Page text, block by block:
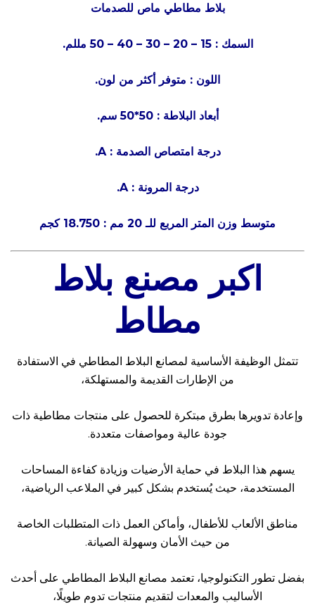
بلاط مطاطي ماص للصدمات
السمك : 15 – 20 – 30 – 40 – 50 مللم .
اللون : متوفر أكثر من لون.
أبعاد البلاطة : 50*50 سم .
درجة امتصاص الصدمة : A.
درجة المرونة : A.
متوسط وزن المتر المربع للـ 20 مم : 18.750 كجم
اكبر مصنع بلاط
مطاط
تتمثل الوظيفة الأساسية لمصانع البلاط المطاطي في الاستفادة
من الإطارات القديمة والمستهلكة،
وإعادة تدويرها بطرق مبتكرة للحصول على منتجات مطاطية ذات
جودة عالية ومواصفات متعددة.
يسهم هذا البلاط في حماية الأرضيات وزيادة كفاءة المساحات
المستخدمة، حيث يُستخدم بشكل كبير في الملاعب الرياضية،
مناطق الألعاب للأطفال، وأماكن العمل ذات المتطلبات الخاصة
من حيث الأمان وسهولة الصيانة.
بفضل تطور التكنولوجيا، تعتمد مصانع البلاط المطاطي على أحدث
الأساليب والمعدات لتقديم منتجات تدوم طويلًا،